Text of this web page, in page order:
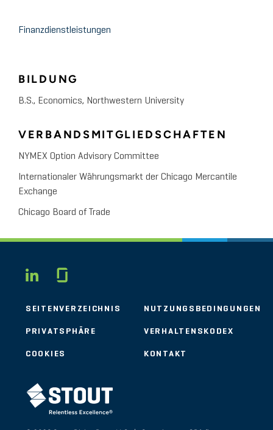
Finanzdienstleistungen
BILDUNG
B.S., Economics, Northwestern University
VERBANDSMITGLIEDSCHAFTEN
NYMEX Option Advisory Committee
Internationaler Währungsmarkt der Chicago Mercantile
Exchange
Chicago Board of Trade
LINKEDIN
SEITENVERZEICHNIS NUTZUNGSBEDINGUNGEN
PRIVATSPHÄRE VERHALTENSKODEX
COOKIES KONTAKT
STOUT LOGO